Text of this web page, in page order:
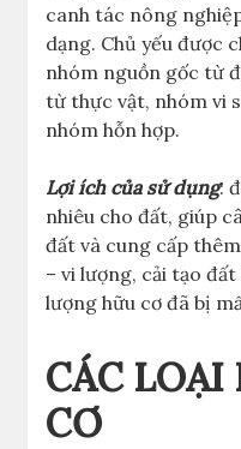
canh tác nông
dạng. Chủ yếu được
nhóm nguồn gốc từ
từ thực vật, nhóm vi
nhóm hỗn hợp.
Lợi ích của sử dụng:
nhiêu cho đất, giúp
đất và cung cấp
– vi lượng, cải tạo
lượng hữu cơ đã bị
CÁC
CƠ